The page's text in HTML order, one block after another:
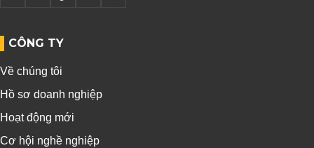
CÔNG TY
Về chúng tôi
Hồ sơ doanh nghiệp
Hoạt động mới
Cơ hội nghề nghiệp